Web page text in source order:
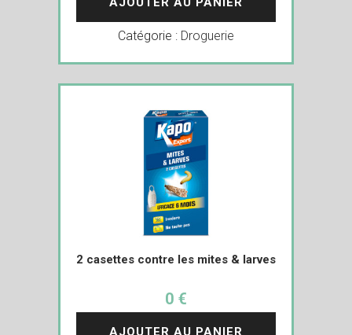
Catégorie : Droguerie
2 casettes contre les mites & larves
0 €
AJOUTER AU PANIER